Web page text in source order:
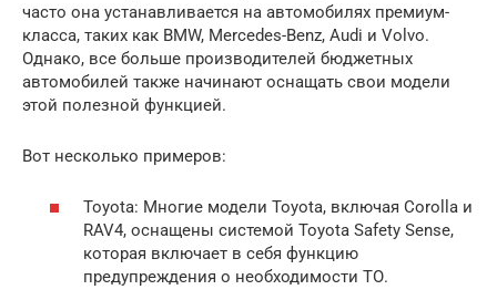
часто она устанавливается на автомобилях премиум-
класса, таких как BMW, Mercedes-Benz, Audi и Volvo.
Однако, все больше производителей бюджетных
автомобилей также начинают оснащать свои модели
этой полезной функцией.
Вот несколько примеров:
Toyota: Многие модели Toyota, включая Corolla и
RAV4, оснащены системой Toyota Safety Sense,
которая включает в себя функцию
предупреждения о необходимости ТО.